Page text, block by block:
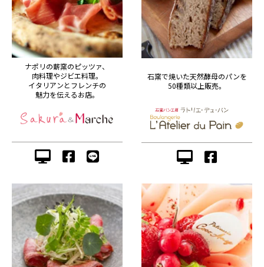
ナポリの薪窯のピッツァ、
肉料理やジビエ料理。
イタリアンとフレンチの
魅力を伝えるお店。
石窯で焼いた天然酵母のパンを
50種類以上販売。